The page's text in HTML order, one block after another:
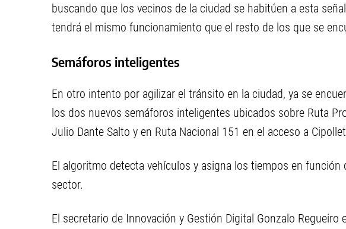
buscando que los vecinos de la ciudad se habitúen a esta
tendrá el mismo funcionamiento que el resto de los que se
Semáforos inteligentes
En otro intento por agilizar el tránsito en la ciudad, ya se
los dos nuevos semáforos inteligentes ubicados sobre Ruta
Julio Dante Salto y en Ruta Nacional 151 en el acceso a
El algoritmo detecta vehículos y asigna los tiempos en función
sector.
El secretario de Innovación y Gestión Digital Gonzalo Regueiro